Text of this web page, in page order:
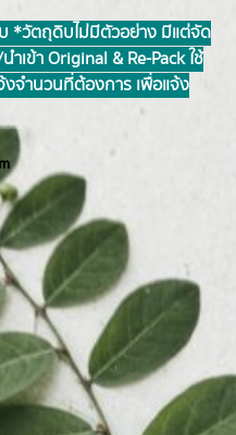
*วัตถุดิบไม่มีตัวอย่าง มีแต่จัด
ข้า Original & Re-Pack ใช้
จำนวนที่ต้องการ เพื่อแจ้ง